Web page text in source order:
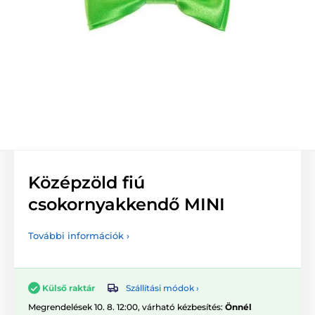
Középzöld fiú
csokornyakkendő MINI
További információk ›
Külső raktár
Szállítási módok ›
Megrendelések 10. 8. 12:00, várható kézbesítés: Önnél